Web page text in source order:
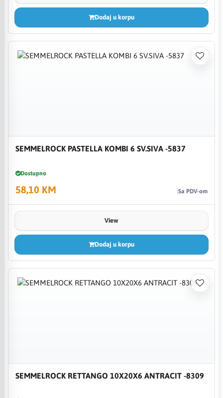
Dodaj u korpu
SEMMELROCK PASTELLA KOMBI 6 SV.SIVA -5837
Dostupno
58,10 KM Sa PDV-om
View
Dodaj u korpu
SEMMELROCK RETTANGO 10X20X6 ANTRACIT -8309